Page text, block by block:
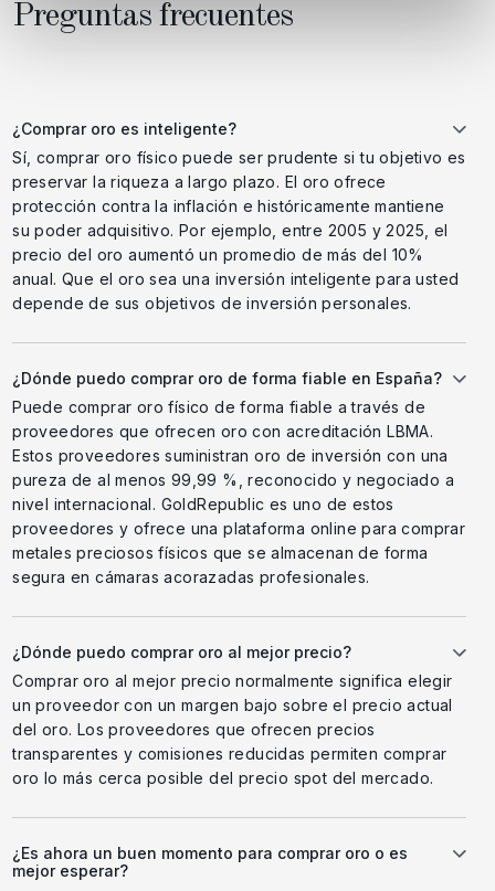
Preguntas frecuentes
¿Comprar oro es inteligente?
Sí, comprar oro físico puede ser prudente si tu objetivo es
preservar la riqueza a largo plazo. El oro ofrece
protección contra la inflación e históricamente mantiene
su poder adquisitivo. Por ejemplo, entre 2005 y 2025, el
precio del oro aumentó un promedio de más del 10%
anual. Que el oro sea una inversión inteligente para usted
depende de sus objetivos de inversión personales.
¿Dónde puedo comprar oro de forma fiable en España?
Puede comprar oro físico de forma fiable a través de
proveedores que ofrecen oro con acreditación LBMA.
Estos proveedores suministran oro de inversión con una
pureza de al menos 99,99 %, reconocido y negociado a
nivel internacional. GoldRepublic es uno de estos
proveedores y ofrece una plataforma online para comprar
metales preciosos físicos que se almacenan de forma
segura en cámaras acorazadas profesionales.
¿Dónde puedo comprar oro al mejor precio?
Comprar oro al mejor precio normalmente significa elegir
un proveedor con un margen bajo sobre el precio actual
del oro. Los proveedores que ofrecen precios
transparentes y comisiones reducidas permiten comprar
oro lo más cerca posible del precio spot del mercado.
¿Es ahora un buen momento para comprar oro o es
mejor esperar?